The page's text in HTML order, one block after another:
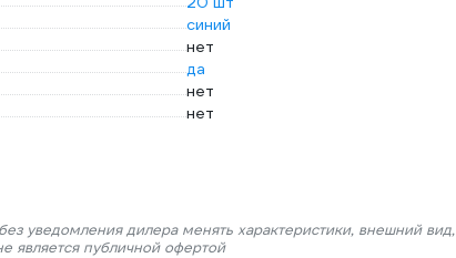
синий
нет
да
нет
нет
уведомления дилера менять характеристики, внешний
является публичной офертой